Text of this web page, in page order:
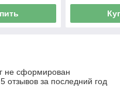
не сформирован
отзывов за последний год